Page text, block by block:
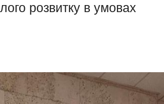
розвитку в умовах